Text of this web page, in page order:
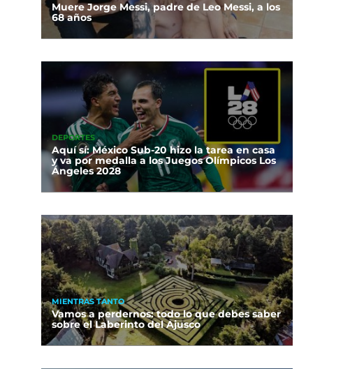
Muere Jorge Messi, padre de Leo Messi, a los
68 años
DEPORTES
Aquí sí: México Sub-20 hizo la tarea en casa
y va por medalla a los Juegos Olímpicos Los
Ángeles 2028
MIENTRAS TANTO
Vamos a perdernos: todo lo que debes saber
sobre el Laberinto del Ajusco